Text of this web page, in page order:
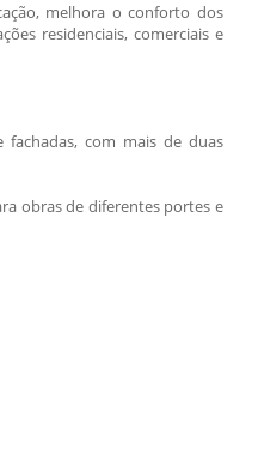
melhora o conforto dos
residenciais, comerciais e
fachadas, com mais de duas
obras de diferentes portes e